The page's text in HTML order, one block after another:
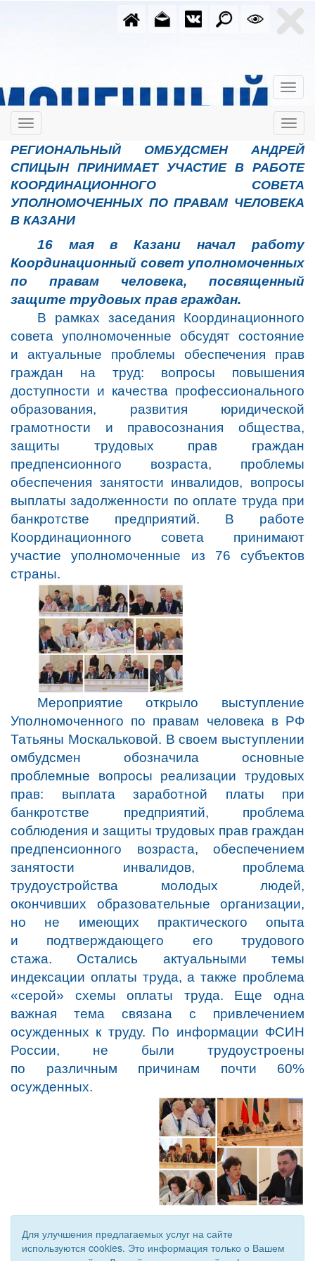
РЕГИОНАЛЬНЫЙ ОМБУДСМЕН АНДРЕЙ
СПИЦЫН ПРИНИМАЕТ УЧАСТИЕ В РАБОТЕ
КООРДИНАЦИОННОГО СОВЕТА
УПОЛНОМОЧЕННЫХ ПО ПРАВАМ ЧЕЛОВЕКА
В КАЗАНИ
16 мая в Казани начал работу
Координационный совет уполномоченных
по правам человека, посвященный
защите трудовых прав граждан.
В рамках заседания Координационного
совета уполномоченные обсудят состояние
и актуальные проблемы обеспечения прав
граждан на труд: вопросы повышения
доступности и качества профессионального
образования, развития юридической
грамотности и правосознания общества,
защиты трудовых прав граждан
предпенсионного возраста, проблемы
обеспечения занятости инвалидов, вопросы
выплаты задолженности по оплате труда при
банкротстве предприятий. В работе
Координационного совета принимают
участие уполномоченные из 76 субъектов
страны.
Мероприятие открыло выступление
Уполномоченного по правам человека в РФ
Татьяны Москальковой. В своем выступлении
омбудсмен обозначила основные
проблемные вопросы реализации трудовых
прав: выплата заработной платы при
банкротстве предприятий, проблема
соблюдения и защиты трудовых прав граждан
предпенсионного возраста, обеспечением
занятости инвалидов, проблема
трудоустройства молодых людей,
окончивших образовательные организации,
но не имеющих практического опыта
и подтверждающего его трудового
стажа. Остались актуальными темы
индексации оплаты труда, а также проблема
«серой» схемы оплаты труда. Еще одна
важная тема связана с привлечением
осужденных к труду. По информации ФСИН
России, не были трудоустроены
по различным причинам почти 60%
осужденных.
Для улучшения предлагаемых услуг на сайте
используются cookies. Это информация только о Вашем